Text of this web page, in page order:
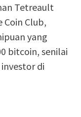
Tetreault
Coin Club,
yang
bitcoin, senilai
di